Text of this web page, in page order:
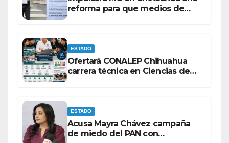
reforma para que medios de
ESTADO
Ofertará CONALEP Chihuahua
carrera técnica en Ciencias de
ESTADO
Acusa Mayra Chávez campaña
de miedo del PAN con